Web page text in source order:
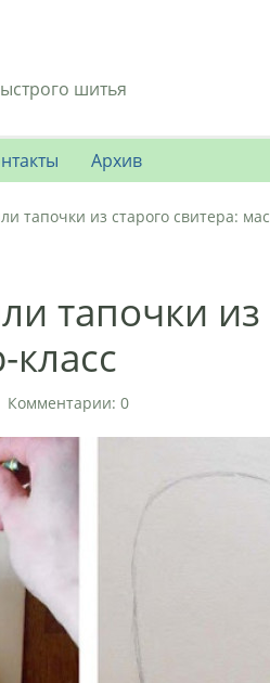
шитья
Архив
тапочки из старого свитера:
тапочки из
класс
Комментарии: 0